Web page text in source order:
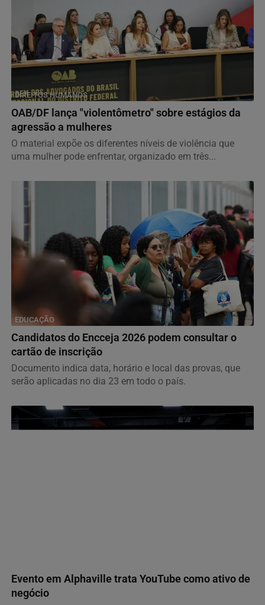
DIREITOS HUMANOS
OAB/DF lança "violentômetro" sobre estágios da
agressão a mulheres
O material expõe os diferentes níveis de violência que
uma mulher pode enfrentar, organizado em três...
EDUCAÇÃO
Candidatos do Encceja 2026 podem consultar o
cartão de inscrição
Documento indica data, horário e local das provas, que
serão aplicadas no dia 23 em todo o país.
Evento em Alphaville trata YouTube como ativo de
negócio